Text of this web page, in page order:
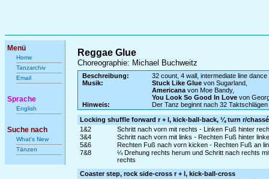
Menü
Home
Tanzarchiv
Email
Sprache
English
Suche nach
What's New
Tänzen
Reggae Glue
Choreographie: Michael Buchweitz
Beschreibung:
32 count, 4 wall, intermediate line dance
Musik:
Stuck Like Gluevon Sugarland,
Americanavon Moe Bandy,
You Look So Good In Lovevon
Hinweis:
Der Tanz beginnt nach 32
Locking shuffle forward r + l, kick-ball-back, ¼ turn r/
1&2
Schritt nach vorn mit rechts - Linken Fuß hinter
3&4
Schritt nach vorn mit links - Rechten Fuß hinter
5&6
Rechten Fuß nach vorn kicken - Rechten Fuß an
7&8
¼ Drehung rechts herum und Schritt nach rechts
rechts
Coaster step, rock side-cross r + l, kick-ball-cross